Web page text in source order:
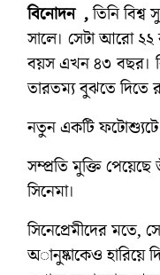
বিনোদন ,তিনি
সালে। সেটা আরো
বয়স এখন ৪৩ বছর।
তারতম্য বুঝতে দিতে
নতুন একটি ফটোশ্যুটে
সম্প্রতি মুক্তি
সিনেমা।
সিনেপ্রেমীদের মতে,
অানুষ্কাকেও হারিয়ে